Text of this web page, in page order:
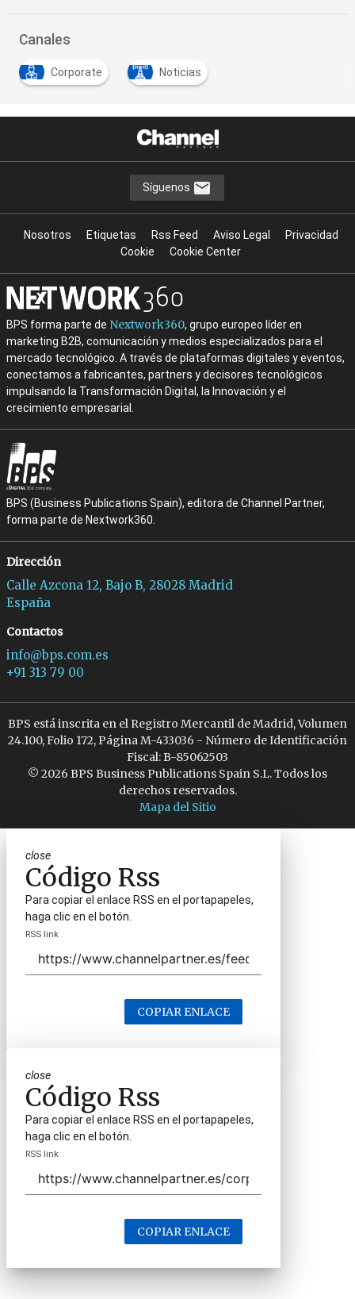
Canales
Corporate Noticias
Síguenos
Nosotros Etiquetas Rss Feed Aviso Legal
Privacidad
Cookie
Cookie Center
BPS forma parte de Nextwork360, grupo europeo líder en
marketing B2B, comunicación y medios especializados para el
mercado tecnológico. A través de plataformas digitales y eventos,
conectamos a fabricantes, partners y decisores tecnológicos
impulsando la Transformación Digital, la Innovación y el
crecimiento empresarial.
BPS (Business Publications Spain), editora de Channel Partner,
forma parte de Nextwork360.
Dirección
Calle Azcona 12, Bajo B, 28028 Madrid
España
Contactos
info@bps.com.es
+91 313 79 00
BPS está inscrita en el Registro Mercantil de Madrid, Volumen
24.100, Folio 172, Página M-433036 - Número de Identificación
Fiscal: B-85062503
© 2026 BPS Business Publications Spain S.L. Todos los
derechos reservados.
Mapa del Sitio
close
Código Rss
Para copiar el enlace RSS en el portapapeles,
haga clic en el botón.
RSS link
COPIAR ENLACE
close
Código Rss
Para copiar el enlace RSS en el portapapeles,
haga clic en el botón.
RSS link
COPIAR ENLACE